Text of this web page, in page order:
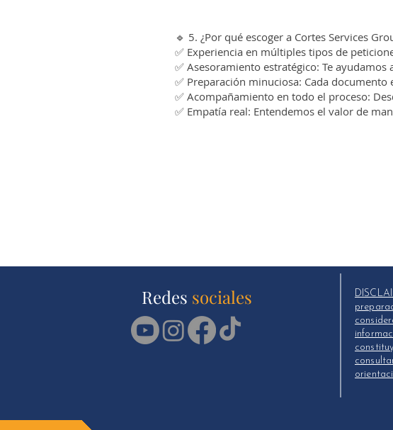
🔹 5. ¿Por qué escoger a Cortes Services
✅ Experiencia en múltiples tipos de
✅ Asesoramiento estratégico: Te
✅ Preparación minuciosa: Cada
✅ Acompañamiento en todo el proceso:
✅ Empatía real: Entendemos el valor de
Redes sociales